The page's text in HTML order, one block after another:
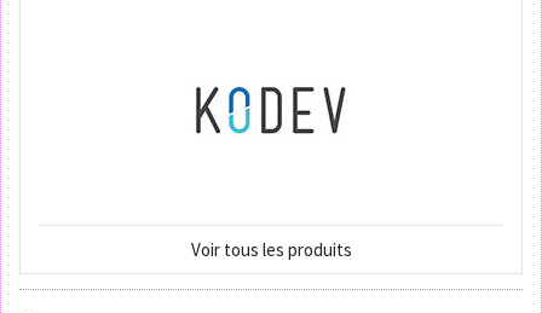
Voir tous les produits